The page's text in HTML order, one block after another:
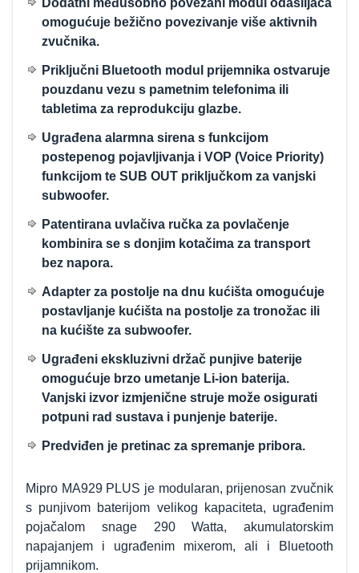
omogućuje bežično povezivanje više aktivnih
zvučnika.
Priključni Bluetooth modul prijemnika ostvaruje
pouzdanu vezu s pametnim telefonima ili
tabletima za reprodukciju glazbe.
Ugrađena alarmna sirena s funkcijom
postepenog pojavljivanja i VOP (Voice Priority)
funkcijom te SUB OUT priključkom za vanjski
subwoofer.
Patentirana uvlačiva ručka za povlačenje
kombinira se s donjim kotačima za transport
bez napora.
Adapter za postolje na dnu kućišta omogućuje
postavljanje kućišta na postolje za tronožac ili
na kućište za subwoofer.
Ugrađeni ekskluzivni držač punjive baterije
omogućuje brzo umetanje Li-ion baterija.
Vanjski izvor izmjenične struje može osigurati
potpuni rad sustava i punjenje baterije.
Predviđen je pretinac za spremanje pribora.
Mipro MA929 PLUS je modularan, prijenosan zvučnik
s punjivom baterijom velikog kapaciteta, ugrađenim
pojačalom snage 290 Watta, akumulatorskim
napajanjem i ugrađenim mixerom, ali i Bluetooth
prijamnikom.